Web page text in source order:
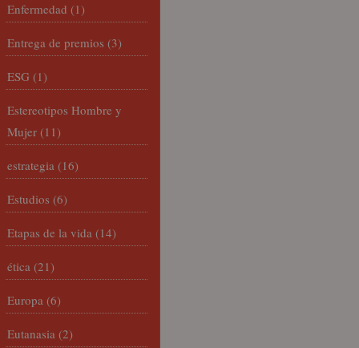
Enfermedad (1)
Entrega de premios (3)
ESG (1)
Estereotipos Hombre y
Mujer (11)
estrategia (16)
Estudios (6)
Etapas de la vida (14)
ética (21)
Europa (6)
Eutanasia (2)